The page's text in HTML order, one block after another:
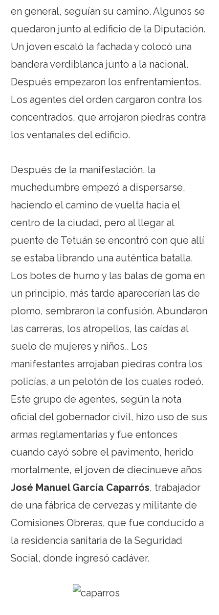
en general, seguían su camino. Algunos se
quedaron junto al edificio de la Diputación.
Un joven escaló la fachada y colocó una
bandera verdiblanca junto a la nacional.
Después empezaron los enfrentamientos.
Los agentes del orden cargaron contra los
concentrados, que arrojaron piedras contra
los ventanales del edificio.
Después de la manifestación, la
muchedumbre empezó a dispersarse,
haciendo el camino de vuelta hacia el
centro de la ciudad, pero al llegar al
puente de Tetuán se encontró con que allí
se estaba librando una auténtica batalla.
Los botes de humo y las balas de goma en
un principio, más tarde aparecerían las de
plomo, sembraron la confusión. Abundaron
las carreras, los atropellos, las caídas al
suelo de mujeres y niños.. Los
manifestantes arrojaban piedras contra los
policías, a un pelotón de los cuales rodeó.
Este grupo de agentes, según la nota
oficial del gobernador civil, hizo uso de sus
armas reglamentarias y fue entonces
cuando cayó sobre el pavimento, herido
mortalmente, el joven de diecinueve años
José Manuel García Caparrós, trabajador
de una fábrica de cervezas y militante de
Comisiones Obreras, que fue conducido a
la residencia sanitaria de la Seguridad
Social, donde ingresó cadáver.